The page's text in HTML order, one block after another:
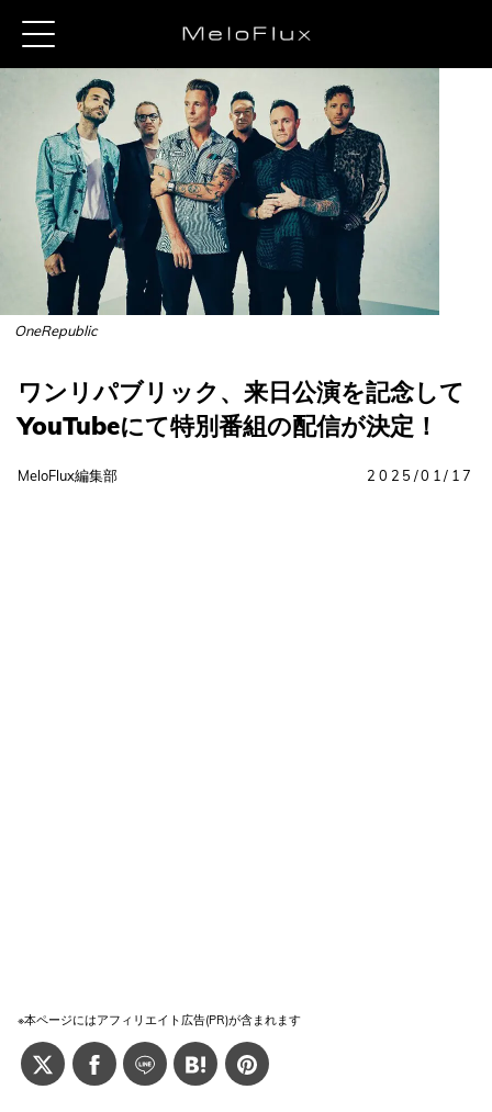
OneRepublic
ワンリパブリック、来日公演を記念して
YouTubeにて特別番組の配信が決定！
MeloFlux編集部 2025/01/17
※本ページにはアフィリエイト広告(PR)が含まれます